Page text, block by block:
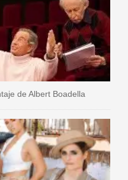
de Albert Boadella